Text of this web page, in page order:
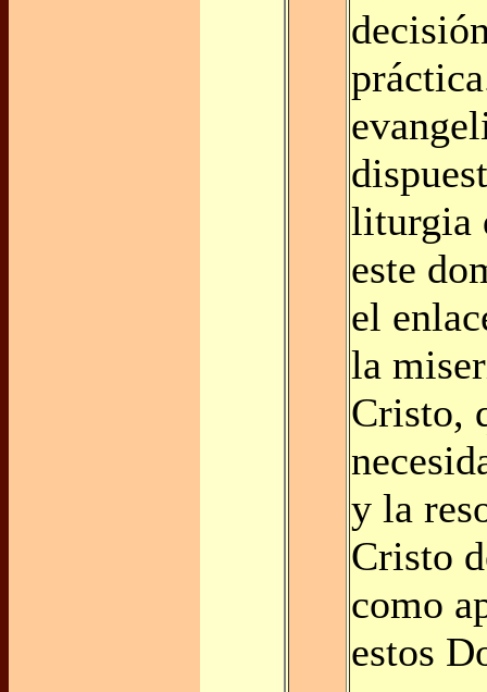
liturgia
este
el
la
Cristo,
y la
Cristo
como
estos